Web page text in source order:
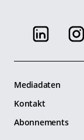
Mediadaten
Kontakt
Abonnements